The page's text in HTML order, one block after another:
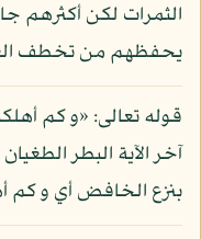
الثمرات لكن أكثرهم
يحفظهم من تخطف
قوله تعالى: «و كم
آخر الآية البطر
بنزع الخافض أي و كم